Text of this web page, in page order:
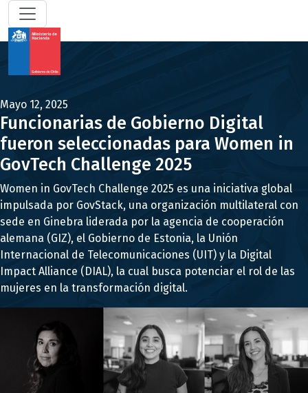
Mayo 12, 2025
Funcionarias de Gobierno Digital
fueron seleccionadas para Women in
GovTech Challenge 2025
Women in GovTech Challenge 2025 es una iniciativa global
impulsada por GovStack, una organización multilateral con
sede en Ginebra liderada por la agencia de cooperación
alemana (GIZ), el Gobierno de Estonia, la Unión
Internacional de Telecomunicaciones (UIT) y la Digital
Impact Alliance (DIAL), la cual busca potenciar el rol de las
mujeres en la transformación digital.